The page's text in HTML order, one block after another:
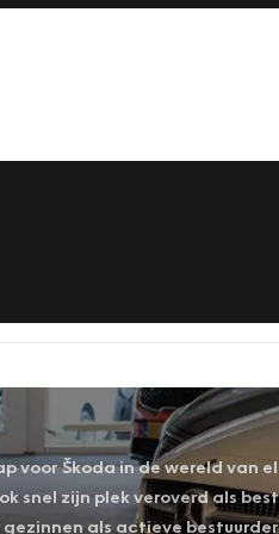
voor Škoda in de wereld
zijn plek veroverd als
als actieve